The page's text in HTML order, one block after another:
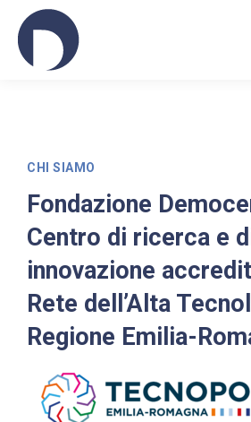
CHI SIAMO
Fondazione
Centro di ricerca e
innovazione
Rete dell’Alta
Regione Emilia-